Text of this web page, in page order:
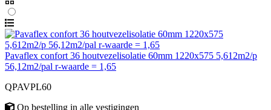
Pavaflex confort 36 houtvezelisolatie 60mm 1220x575 5,612m2/p
56,12m2/pal r-waarde = 1,65
QPAVPL60
Op bestelling in alle vestigingen